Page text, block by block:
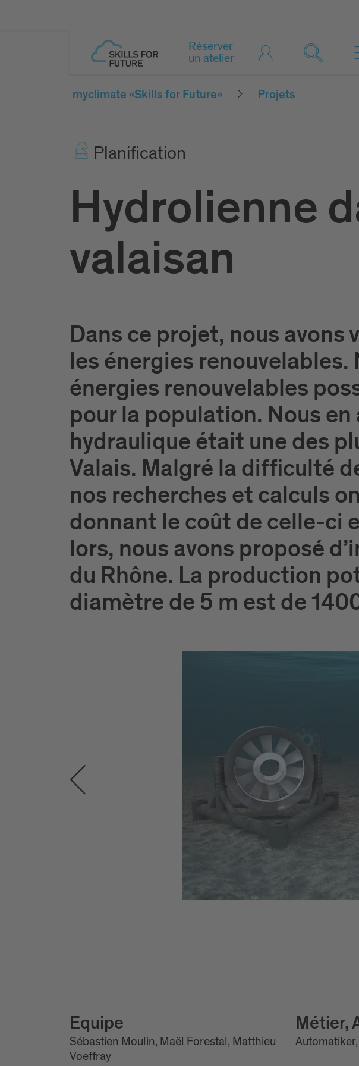
Réserver
un atelier
myclimate «Skills for Future» Projets
Pla­ni­fi­ca­tion
Hydrolienne
valaisan
Dans ce projet, nous
les énergies renouvelables.
énergies renouvelables
pour la population. Nous en
hydraulique était une des
Valais. Malgré la difficulté
nos recherches et calculs
donnant le coût de celle-ci
lors, nous avons proposé
du Rhône. La production
diamètre de 5 m est de
Equipe
Sébastien Moulin, Maël Forestal, Matthieu
Voeffray
Métier,